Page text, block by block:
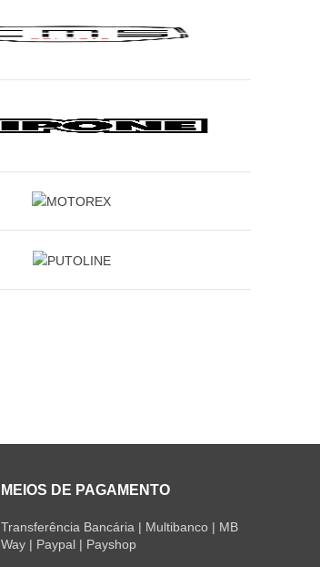
MEIOS DE PAGAMENTO
Transferência Bancária | Multibanco | MB
Way | Paypal | Payshop